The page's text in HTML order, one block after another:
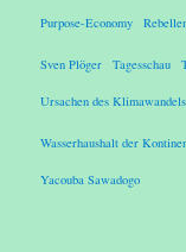
Purpose-Economy
Sven Plöger Tagesschau
Ursachen des Klimawandels
Wasserhaushalt der
Yacouba Sawadogo